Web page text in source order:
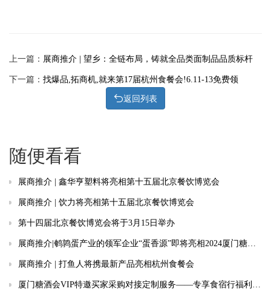
上一篇： 展商推介 | 望乡：全链布局，铸就全品类面制品品质标杆
下一篇： 找爆品,拓商机,就来第17届杭州食餐会!6.11-13免费领
返回列表
随便看看
展商推介 | 鑫华亨塑料将亮相第十五届北京餐饮博览会
展商推介 | 饮力将亮相第十五届北京餐饮博览会
第十四届北京餐饮博览会将于3月15日举办
展商推介|鹌鹑蛋产业的领军企业“蛋香源”即将亮相2024厦门糖酒会
展商推介 | 打鱼人将携最新产品亮相杭州食餐会
厦门糖酒会VIP特邀买家采购对接定制服务——专享食宿行福利津贴